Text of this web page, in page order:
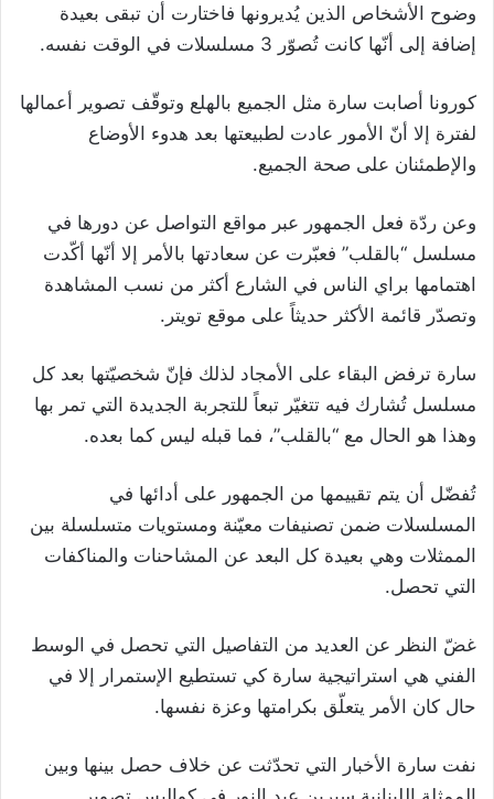
وضوح الأشخاص الذين يُديرونها فاختارت أن تبقى بعيدة
إضافة إلى أنّها كانت تُصوّر 3 مسلسلات في الوقت نفسه.
كورونا أصابت سارة مثل الجميع بالهلع وتوقّف تصوير أعمالها
لفترة إلا أنّ الأمور عادت لطبيعتها بعد هدوء الأوضاع
والإطمئنان على صحة الجميع.
وعن ردّة فعل الجمهور عبر مواقع التواصل عن دورها في
مسلسل “بالقلب” فعبّرت عن سعادتها بالأمر إلا أنّها أكّدت
اهتمامها براي الناس في الشارع أكثر من نسب المشاهدة
وتصدّر قائمة الأكثر حديثاً على موقع تويتر.
سارة ترفض البقاء على الأمجاد لذلك فإنّ شخصيّتها بعد كل
مسلسل تُشارك فيه تتغيّر تبعاً للتجربة الجديدة التي تمر بها
وهذا هو الحال مع “بالقلب”، فما قبله ليس كما بعده.
تُفضّل أن يتم تقييمها من الجمهور على أدائها في
المسلسلات ضمن تصنيفات معيّنة ومستويات متسلسلة بين
الممثلات وهي بعيدة كل البعد عن المشاحنات والمناكفات
التي تحصل.
غضّ النظر عن العديد من التفاصيل التي تحصل في الوسط
الفني هي استراتيجية سارة كي تستطيع الإستمرار إلا في
حال كان الأمر يتعلّق بكرامتها وعزة نفسها.
نفت سارة الأخبار التي تحدّثت عن خلاف حصل بينها وبين